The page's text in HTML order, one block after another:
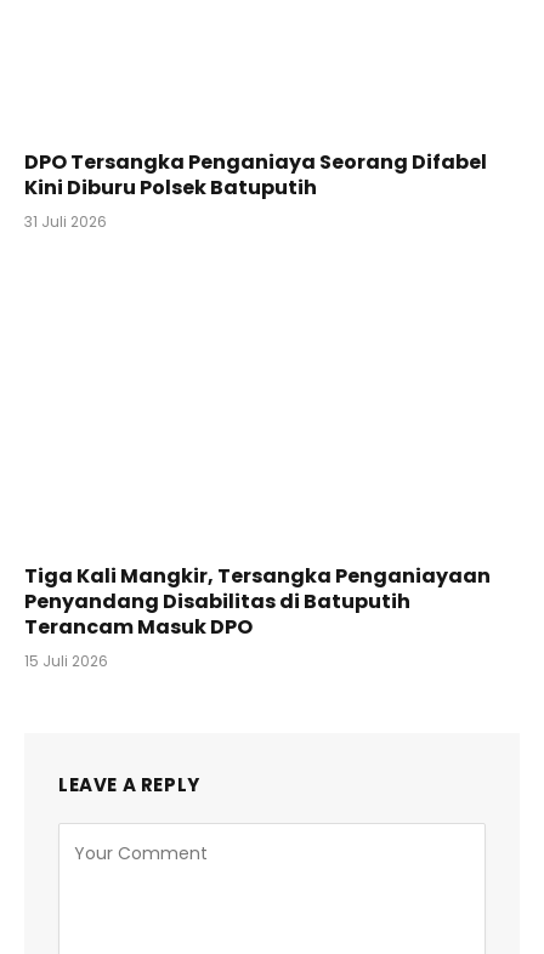
DPO Tersangka Penganiaya Seorang Difabel
Kini Diburu Polsek Batuputih
31 Juli 2026
Tiga Kali Mangkir, Tersangka Penganiayaan
Penyandang Disabilitas di Batuputih
Terancam Masuk DPO
15 Juli 2026
LEAVE A REPLY